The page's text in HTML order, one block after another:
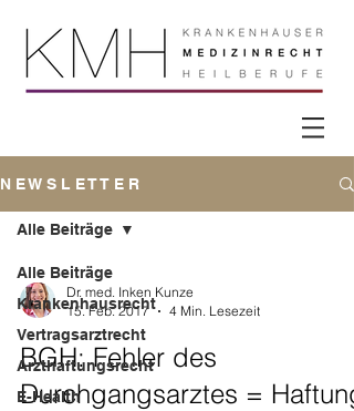
N E W S L E T T E R
Alle Beiträge
Krankenhausrecht
Vertragsarztrecht
Arzthaftungsrecht
E-Health
Alle Beiträge
Dr. med. Inken Kunze
15. Feb. 2017
4 Min. Lesezeit
BGH: Fehler des
Durchgangsarztes = Haftung